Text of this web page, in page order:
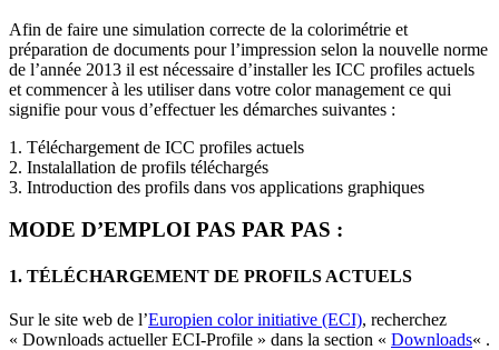
Afin de faire une simulation correcte de la colorimétrie et
préparation de documents pour l’impression selon la nouvelle norme
de l’année 2013 il est nécessaire d’installer les ICC profiles actuels
et commencer à les utiliser dans votre color management ce qui
signifie pour vous d’effectuer les démarches suivantes :
1. Téléchargement de ICC profiles actuels
2. Instalallation de profils téléchargés
3. Introduction des profils dans vos applications graphiques
MODE D’EMPLOI PAS PAR PAS :
1. TÉLÉCHARGEMENT DE PROFILS ACTUELS
Sur le site web de l’Europien color initiative (ECI), recherchez
« Downloads actueller ECI-Profile » dans la section « Downloads« .